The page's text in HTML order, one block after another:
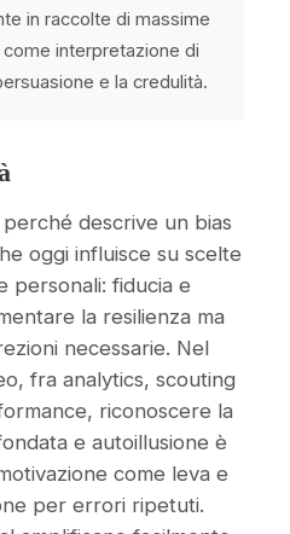
in raccolte di massime
interpretazione di
e la credulità.
descrive un bias
oggi influisce su scelte
personali: fiducia e
la resilienza ma
necessarie. Nel
fra analytics, scouting
riconoscere la
e autoillusione è
come leva e
per errori ripetuti.